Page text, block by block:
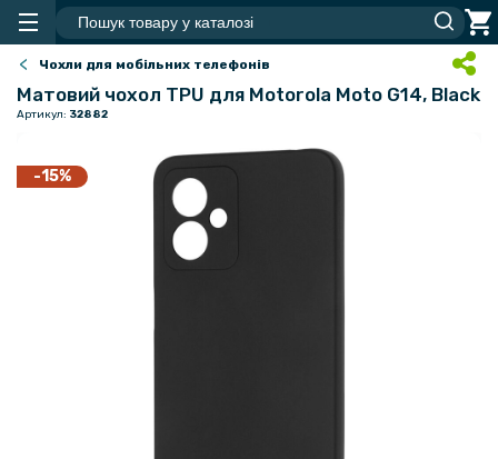
Чохли для мобільних телефонів
Матовий чохол TPU для Motorola Moto G14, Black
Артикул: 32882
-15%